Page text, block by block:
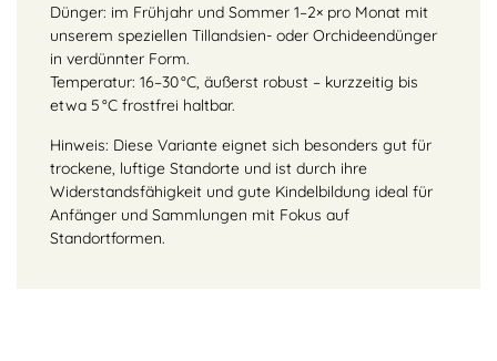
Dünger: im Frühjahr und Sommer 1–2× pro Monat mit
unserem speziellen Tillandsien- oder Orchideendünger
in verdünnter Form.
Temperatur: 16–30 °C, äußerst robust – kurzzeitig bis
etwa 5 °C frostfrei haltbar.
Hinweis: Diese Variante eignet sich besonders gut für
trockene, luftige Standorte und ist durch ihre
Widerstandsfähigkeit und gute Kindelbildung ideal für
Anfänger und Sammlungen mit Fokus auf
Standortformen.